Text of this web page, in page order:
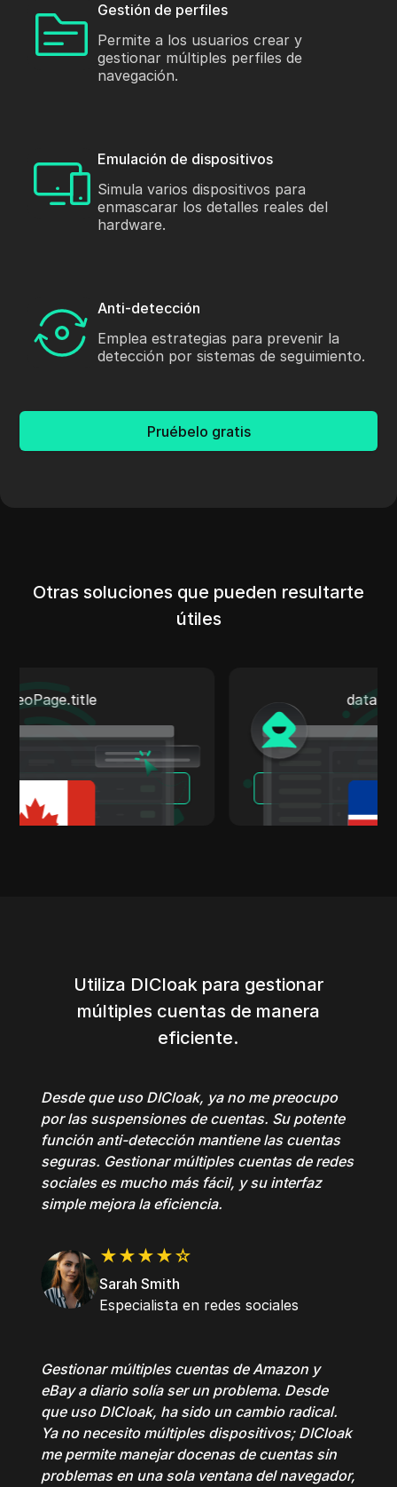
Gestión de perfiles
Permite a los usuarios crear y
gestionar múltiples perfiles de
navegación.
Emulación de dispositivos
Simula varios dispositivos para
enmascarar los detalles reales del
hardware.
Anti-detección
Emplea estrategias para prevenir la
detección por sistemas de seguimiento.
Pruébelo gratis
Otras soluciones que pueden resultarte
útiles
Utiliza DICloak para gestionar
múltiples cuentas de manera
eficiente.
Desde que uso DICloak, ya no me preocupo
por las suspensiones de cuentas. Su potente
función anti-detección mantiene las cuentas
seguras. Gestionar múltiples cuentas de redes
sociales es mucho más fácil, y su interfaz
simple mejora la eficiencia.
★★★★☆
Sarah Smith
Especialista en redes sociales
Gestionar múltiples cuentas de Amazon y
eBay a diario solía ser un problema. Desde
que uso DICloak, ha sido un cambio radical.
Ya no necesito múltiples dispositivos; DICloak
me permite manejar docenas de cuentas sin
problemas en una sola ventana del navegador,